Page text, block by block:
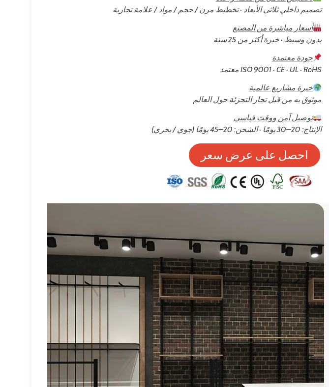
تصميم داخلي ثلاثي الأبعاد · تخطيط مرن / حجم / مواد / علامة تجارية
أسعار مباشرة من المصنع
بدون وسيط · خبرة أكثر من 25 سنة
جودة معتمدة
ISO 9001 · CE · UL · RoHS معتمد
خبرة مشاريع عالمية
موثوق به من قبل تجار التجزئة حول العالم
توصيل آمن ووقت قياسي
الإنتاج: 20–30 يومًا · الشحن: 20–45 يومًا (جوي / بحري)
احصل على عرض سعر